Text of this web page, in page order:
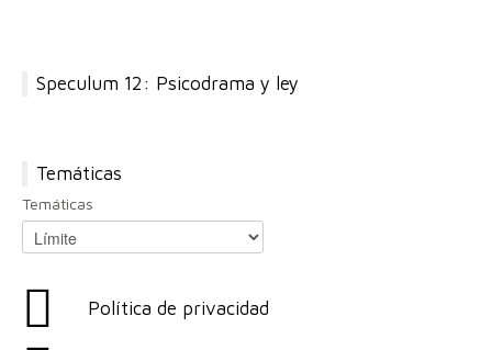
Speculum 12: Psicodrama y ley
Temáticas
Temáticas
Política de privacidad